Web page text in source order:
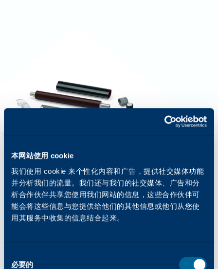
本网站使用 cookie
我们使用 cookie 来个性化内容和广告，提供社交媒体功能
并分析我们的流量。我们还与我们的社交媒体、广告和分
析合作伙伴共享您使用我们网站的信息，这些合作伙伴可
能会将这些信息与您提供给他们的其他信息或他们从您使
用其服务中收集的信息结合起来。
必要的
性能和使用寿命的全面解决方案
零部件时，采用了极高的精确度和精心设计。